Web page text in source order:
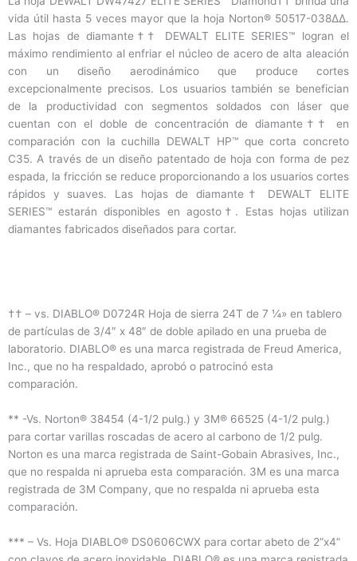
vida útil hasta 5 veces mayor que la hoja Norton® 50517-038∆∆.
Las hojas de diamante†† DEWALT ELITE SERIES™ logran el
máximo rendimiento al enfriar el núcleo de acero de alta aleación
con un diseño aerodinámico que produce cortes
excepcionalmente precisos. Los usuarios también se benefician
de la productividad con segmentos soldados con láser que
cuentan con el doble de concentración de diamante†† en
comparación con la cuchilla DEWALT HP™ que corta concreto
C35. A través de un diseño patentado de hoja con forma de pez
espada, la fricción se reduce proporcionando a los usuarios cortes
rápidos y suaves. Las hojas de diamante† DEWALT ELITE
SERIES™ estarán disponibles en agosto†. Estas hojas utilizan
diamantes fabricados diseñados para cortar.
†† – vs. DIABLO® D0724R Hoja de sierra 24T de 7 ¼» en tablero
de partículas de 3/4″ x 48″ de doble apilado en una prueba de
laboratorio. DIABLO® es una marca registrada de Freud America,
Inc., que no ha respaldado, aprobó o patrocinó esta
comparación.
** -Vs. Norton® 38454 (4-1/2 pulg.) y 3M® 66525 (4-1/2 pulg.)
para cortar varillas roscadas de acero al carbono de 1/2 pulg.
Norton es una marca registrada de Saint-Gobain Abrasives, Inc.,
que no respalda ni aprueba esta comparación. 3M es una marca
registrada de 3M Company, que no respalda ni aprueba esta
comparación.
*** – Vs. Hoja DIABLO® DS0606CWX para cortar abeto de 2”x4”